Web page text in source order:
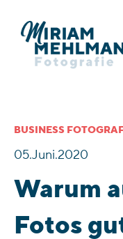
BUSINESS
05.Juni.2020
Warum
Fotos